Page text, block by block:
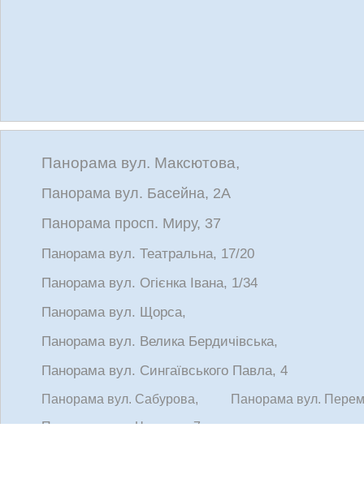
Панорама вул. Максютова,
Панорама вул. Басейна, 2А
Панорама просп. Миру, 37
Панорама вул. Театральна, 17/20
Панорама вул. Огієнка Івана, 1/34
Панорама вул. Щорса,
Панорама вул. Велика Бердичівська,
Панорама вул. Сингаївського Павла, 4
Панорама вул. Сабурова,
Панорама вул.
Панорама вул. Чапаєва, 7